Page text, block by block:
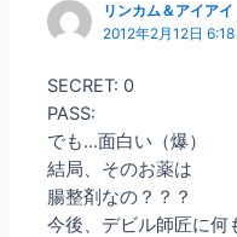
リンカム＆アイアイ
2012年2月12日
SECRET: 0
PASS:
でも…面白い（爆）
結局、そのお薬は
腸整剤なの？？？
今後、デビル師匠に